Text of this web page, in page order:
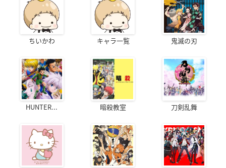
ちいかわ キャラ一覧 鬼滅の刃
HUNTER... 暗殺教室 刀剣乱舞